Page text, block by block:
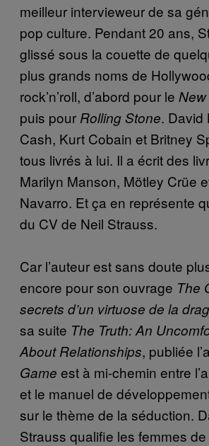
meilleur intervieweur de sa
pop culture. Pendant 20 ans,
glissé sous la couette de
plus grands noms de
rock’n’roll, d’abord pour le
puis pour Rolling Stone. David
Cash, Kurt Cobain et Britney
tous livrés à lui. Il a écrit des
Marilyn Manson, Mötley Crüe
Navarro. Et ça en représente
du CV de Neil Strauss.
Car l’auteur est sans doute
encore pour son ouvrage The
secrets d’un virtuose de la
sa suite The Truth: An
About Relationships, publiée
Game est à mi-chemin entre
et le manuel de
sur le thème de la séduction.
Strauss qualifie les femmes